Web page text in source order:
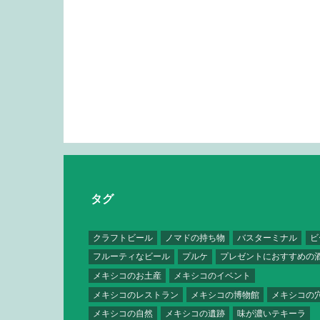
タグ
クラフトビール ノマドの持ち物 バスターミナル
フルーティなビール
プルケ
プレゼントにおすすめの
メキシコのお土産
メキシコのイベント
メキシコのレストラン
メキシコの博物館
メキシコの
メキシコの自然
メキシコの遺跡 味が濃いテキーラ